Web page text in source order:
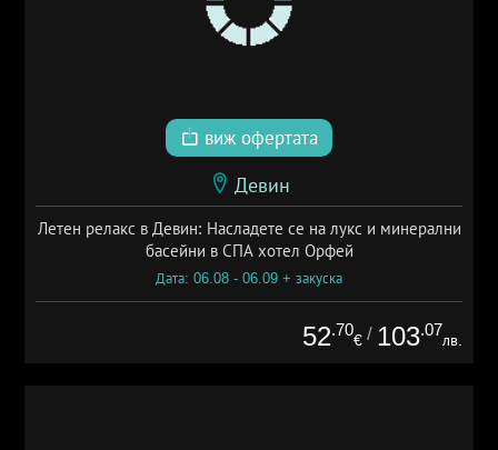
виж офертата
Девин
Летен релакс в Девин: Насладете се на лукс и минерални
басейни в СПА хотел Орфей
Дата: 06.08 - 06.09 + закуска
52.70
€ / 103.07
лв.